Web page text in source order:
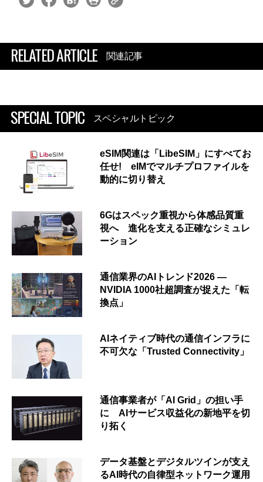
RELATED ARTICLE 関連記事
SPECIAL TOPIC スペシャルトピック
eSIM関連は「LibeSIM」にすべてお
任せ! eIMでマルチプロファイルを
動的に切り替え
6Gはスペック重視から体感品質重
視へ 進化を支える正確なシミュレ
ーション
通信業界のAIトレンド2026 ―
NVIDIA 1000社超調査が捉えた「転
換点」
AIネイティブ時代の通信インフラに
不可欠な「Trusted Connectivity」
通信事業者が「AI Grid」の担い手
に AIサービス収益化の新地平を切
り拓く
データ基盤とデジタルツインが支え
るAI時代の自律型ネットワーク運用